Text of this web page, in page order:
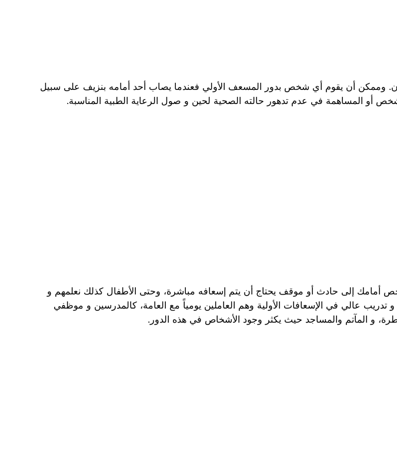
وممكن أن يقوم أي شخص بدور المسعف الأولي فعندما يصاب أحد أمامه بنزيف على سبيل
أو المساهمة في عدم تدهور حالته الصحية لحين و صول الرعاية الطبية المناسبة.
إلى حادث أو موقف يحتاج أن يتم إسعافه مباشرة، وحتى الأطفال كذلك نعلمهم و
عالي في الإسعافات الأولية وهم العاملين يومياً مع العامة، كالمدرسين و موظفي
و المآتم والمساجد حيث يكثر وجود الأشخاص في هذه الدور.